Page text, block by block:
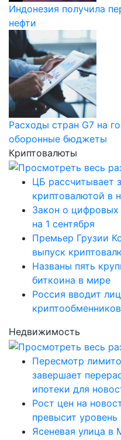
Индонезия получила
нефти
Расходы стран G7 на
оборонные бюджеты
Криптовалюты
ЦБ рассчитывает
криптовалютой в
Закон о цифровых
на 1 сентября
Премьер Грузии
выпуск
Названы пять
биткоина в мире
Россия вводит
Недвижимость
Пересмотр
завершает
ипотеки для
Рост цен на
превысит
Ясеневая улица в